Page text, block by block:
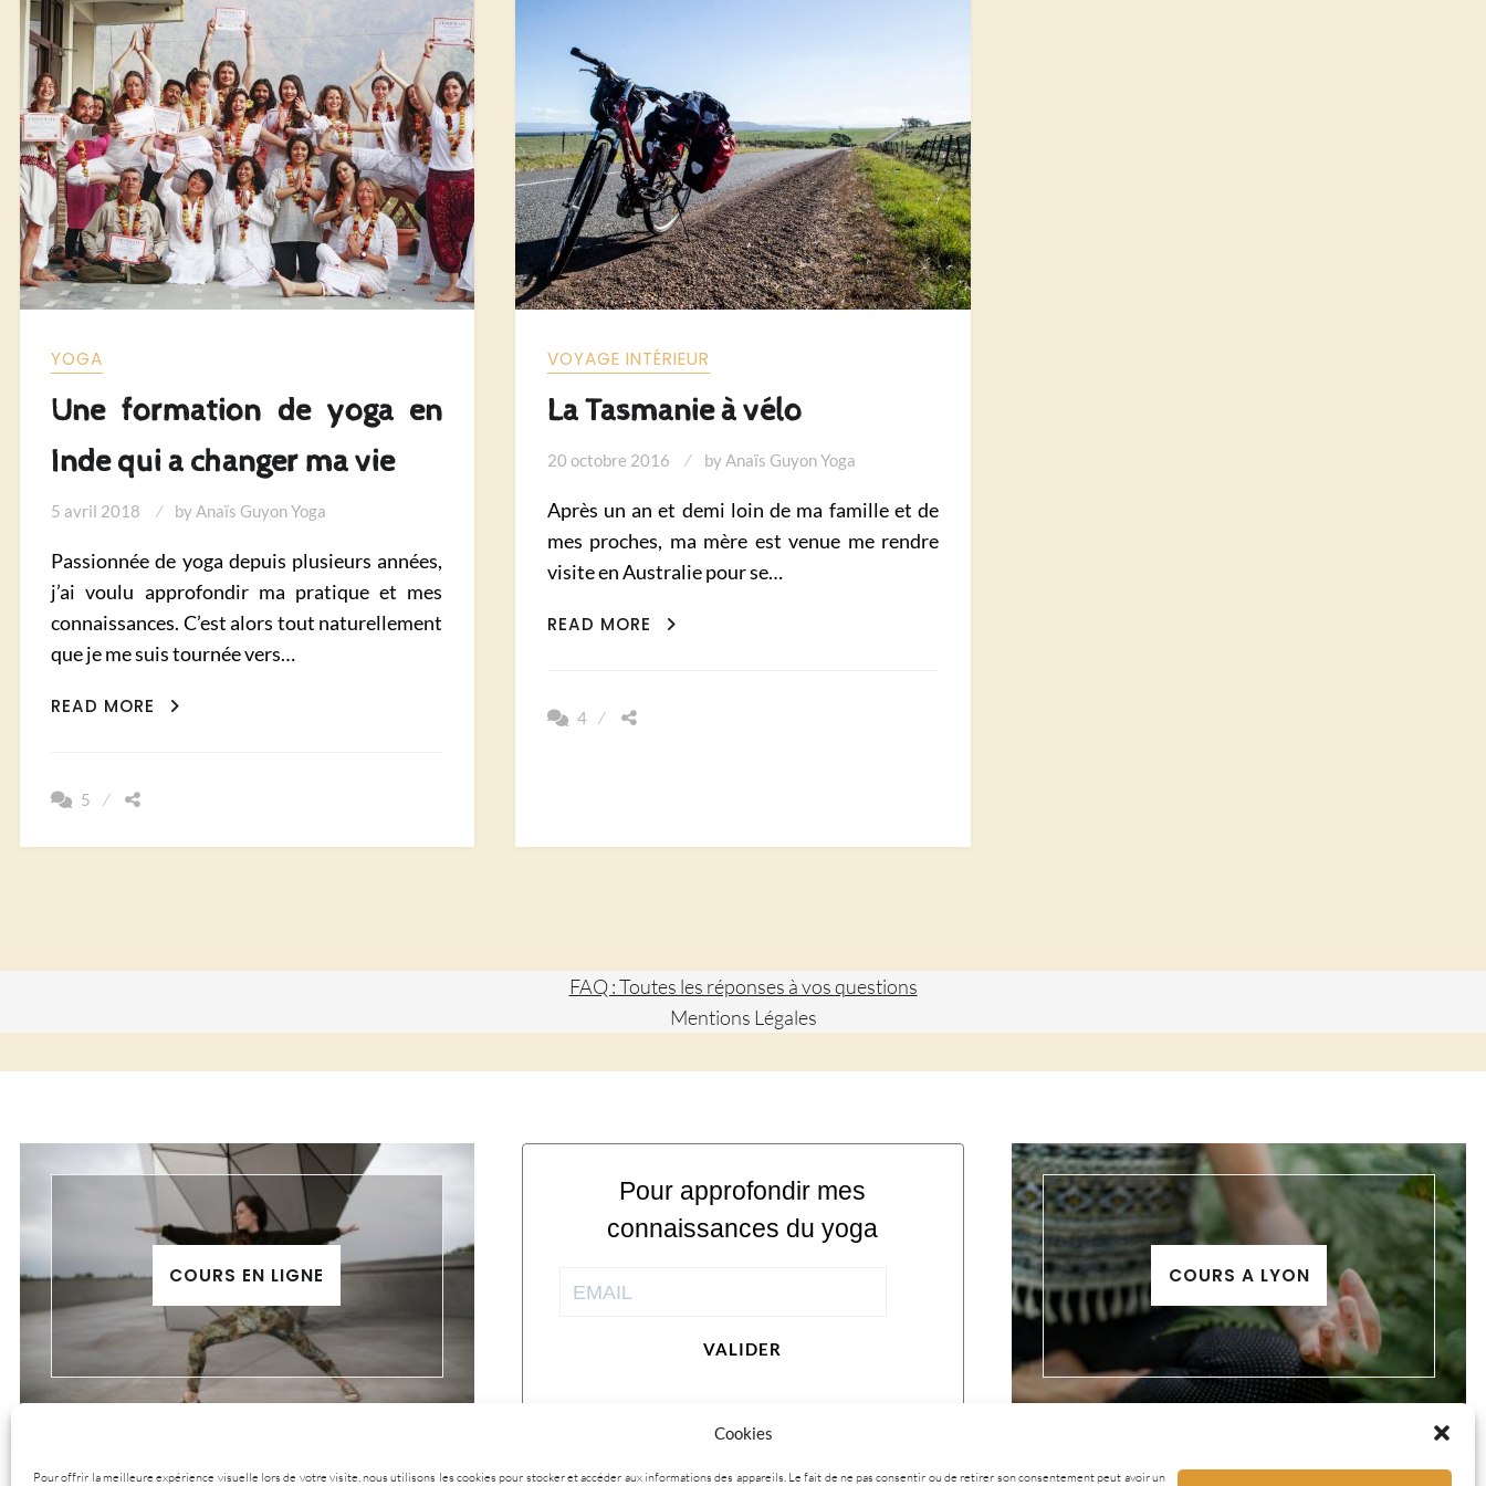
Cookies
Pour offrir la meilleure expérience visuelle lors de votre visite, nous utilisons les cookies pour stocker et accéder aux informations des appareils. Le fait de ne pas consentir ou de retirer son consentement peut avoir un
YOGA
Une formation de yoga en
Inde qui a changer ma vie
5 avril 2018 byAnaïs Guyon Yoga
Passionnée de yoga depuis plusieurs années,
j’ai voulu approfondir ma pratique et mes
connaissances. C’est alors tout naturellement
que je me suis tournée vers…
READ MORE
UNE
VIE
5
VOYAGE INTÉRIEUR
La Tasmanie à vélo
20 octobre 2016 byAnaïs Guyon Yoga
Après un an et demi loin de ma famille et de
mes proches, ma mère est venue me rendre
visite en Australie pour se…
READ MORE
LA
4
COURS EN LIGNE
Pour approfondir mes
connaissances du yoga
VALIDER
COURS A LYON
FAQ : Toutes les réponses à vos questions
Mentions Légales